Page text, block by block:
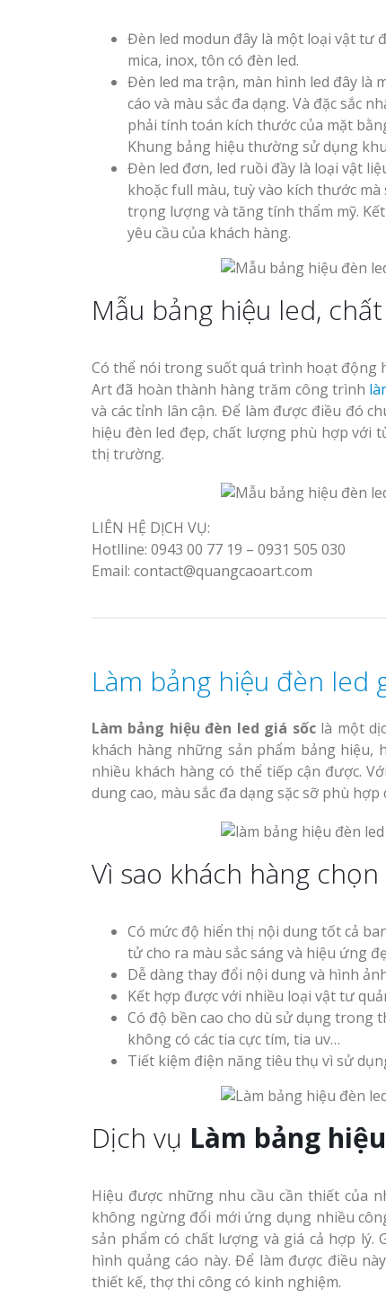
Đèn led modun đây là một loại vật tư
mica, inox, tôn có đèn led.
Đèn led ma trận, màn hình led đây là
cáo và màu sắc đa dạng. Và đặc sắc
phải tính toán kích thước của mặt
Khung bảng hiệu thường sử dụng
Đèn led đơn, led ruồi đầy là loại vật
khoặc full màu, tuỳ vào kích thước
trọng lượng và tăng tính thẩm mỹ.
yêu cầu của khách hàng.
Mẫu bảng hiệu led,
Có thể nói trong suốt quá trình hoạt động
Art đã hoàn thành hàng trăm công trình
và các tỉnh lân cận. Để làm được điều đó
hiệu đèn led đẹp, chất lượng phù hợp với
thị trường.
LIÊN HỆ DỊCH VỤ:
Hotlline: 0943 00 77 19 – 0931 505 030
Email: contact@quangcaoart.com
Làm bảng hiệu đèn led
Làm bảng hiệu đèn led giá sốclà một
khách hàng những sản phẩm bảng hiệu,
nhiều khách hàng có thể tiếp cận được.
dung cao, màu sắc đa dạng sặc sỡ phù
Vì sao khách hàng
Có mức độ hiển thị nội dung tốt cả
tử cho ra màu sắc sáng và hiệu ứng
Dễ dàng thay đổi nội dung và hình
Kết hợp được với nhiều loại vật tư
Có độ bền cao cho dù sử dụng trong
không có các tia cực tím, tia uv…
Tiết kiệm điện năng tiêu thụ vì sử
Dịch vụ Làm bảng
Hiệu được những nhu cầu cần thiết của
không ngừng đổi mới ứng dụng nhiều
sản phẩm có chất lượng và giá cả hợp
hình quảng cáo này. Để làm được điều
thiết kế, thợ thi công có kinh nghiệm.